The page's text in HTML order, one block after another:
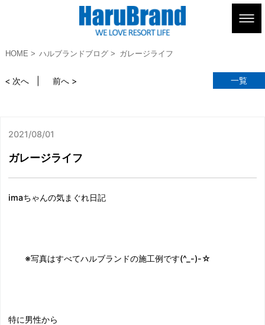
HOME ハルブランドブログ ガレージライフ
一覧
< 次へ 前へ >
2021/08/01
ガレージライフ
imaちゃんの気まぐれ日記
※写真はすべてハルブランドの施工例です(^_-)-☆
特に男性から